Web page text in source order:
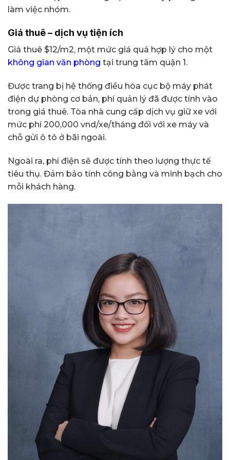
làm việc nhóm.
Giá thuê – dịch vụ tiện ích
Giá thuê $12/m2, một mức giá quá hợp lý cho một
không gian văn phòng tại trung tâm quận 1.
Được trang bị hệ thống điều hòa cục bộ máy phát
điện dự phòng cơ bản, phí quản lý đã được tính vào
trong giá thuê. Tòa nhà cung cấp dịch vụ giữ xe với
mức phí 200,000 vnd/xe/tháng đối với xe máy và
chỗ gửi ô tô ở bãi ngoài.
Ngoài ra, phí điện sẽ được tính theo lượng thực tế
tiêu thụ. Đảm bảo tính công bằng và minh bạch cho
mỗi khách hàng.